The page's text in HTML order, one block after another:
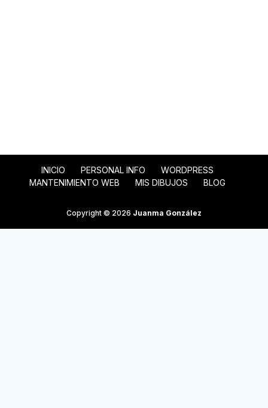
INICIO PERSONAL INFO
WORDPRESS
MANTENIMIENTO WEB
MIS DIBUJOS BLOG
Copyright © 2026 Juanma González